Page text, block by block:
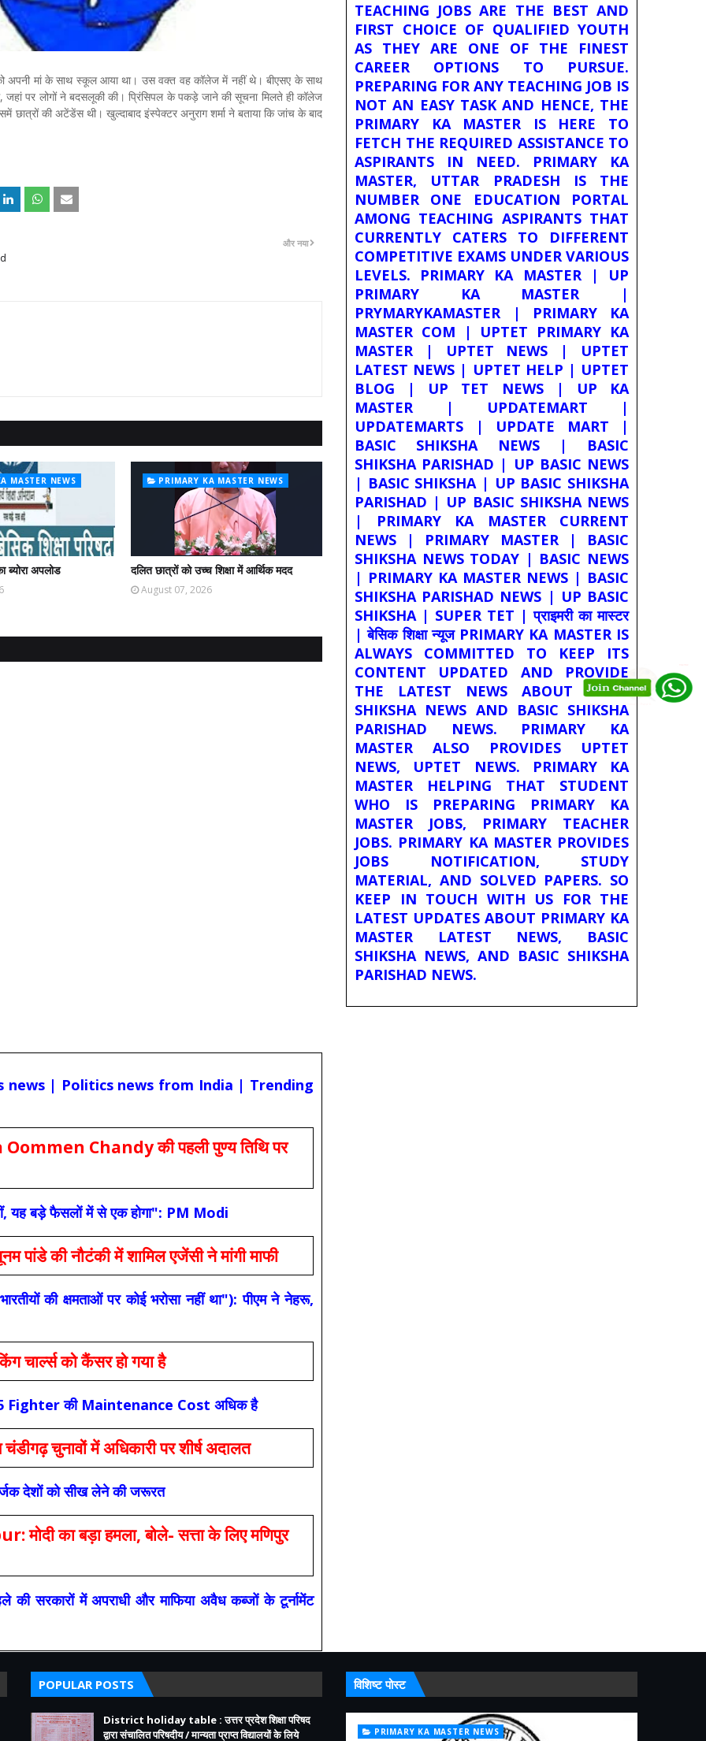
को अपनी मां के साथ स्कूल आया था। उस वक्त वह कॉलेज में नहीं थे। बीएसए के साथ
पर लोगों ने बदसलूकी की। प्रिंसिपल के पकड़े जाने की सूचना मिलते ही कॉलेज
छात्रों की अटेंडेंस थी। खुल्दाबाद इंस्पेक्टर अनुराग शर्मा ने बताया कि जांच के बाद
और नया
MASTER NEWS
अपलोड
PRIMARY KA MASTER NEWS
दलित छात्रों को उच्च शिक्षा में आर्थिक मदद
August 07, 2026
| Politics news from India | Trending
Chandy की पहली पुण्य तिथि पर
यह बड़े फैसलों में से एक होगा": PM Modi
की नौटंकी में शामिल एजेंसी ने मांगी माफी
की क्षमताओं पर कोई भरोसा नहीं था"): पीएम ने नेहरू,
को कैंसर हो गया है
35 Fighter की Maintenance Cost अधिक है
चुनावों में अधिकारी पर शीर्ष अदालत
देशों को सीख लेने की जरूरत
का बड़ा हमला, बोले- सत्ता के लिए मणिपुर
में अपराधी और माफिया अवैध कब्जों के टूर्नामेंट
TEACHING JOBS ARE THE BEST AND
FIRST CHOICE OF QUALIFIED YOUTH
AS THEY ARE ONE OF THE FINEST
CAREER OPTIONS TO PURSUE.
PREPARING FOR ANY TEACHING JOB IS
NOT AN EASY TASK AND HENCE, THE
PRIMARY KA MASTER IS HERE TO
FETCH THE REQUIRED ASSISTANCE TO
ASPIRANTS IN NEED. PRIMARY KA
MASTER, UTTAR PRADESH IS THE
NUMBER ONE EDUCATION PORTAL
AMONG TEACHING ASPIRANTS THAT
CURRENTLY CATERS TO DIFFERENT
COMPETITIVE EXAMS UNDER VARIOUS
LEVELS. PRIMARY KA MASTER | UP
PRIMARY KA MASTER |
PRYMARYKAMASTER | PRIMARY KA
MASTER COM | UPTET PRIMARY KA
MASTER | UPTET NEWS | UPTET
LATEST NEWS | UPTET HELP | UPTET
BLOG | UP TET NEWS | UP KA
MASTER | UPDATEMART |
UPDATEMARTS | UPDATE MART |
BASIC SHIKSHA NEWS | BASIC
SHIKSHA PARISHAD | UP BASIC NEWS
| BASIC SHIKSHA | UP BASIC SHIKSHA
PARISHAD | UP BASIC SHIKSHA NEWS
| PRIMARY KA MASTER CURRENT
NEWS | PRIMARY MASTER | BASIC
SHIKSHA NEWS TODAY | BASIC NEWS
| PRIMARY KA MASTER NEWS | BASIC
SHIKSHA PARISHAD NEWS | UP BASIC
SHIKSHA | SUPER TET | प्राइमरी का मास्टर
| बेसिक शिक्षा न्यूज PRIMARY KA MASTER IS
ALWAYS COMMITTED TO KEEP ITS
CONTENT UPDATED AND PROVIDE
THE LATEST NEWS ABOUT BASIC
SHIKSHA NEWS AND BASIC SHIKSHA
PARISHAD NEWS. PRIMARY KA
MASTER ALSO PROVIDES UPTET
NEWS, UPTET NEWS. PRIMARY KA
MASTER HELPING THAT STUDENT
WHO IS PREPARING PRIMARY KA
MASTER JOBS, PRIMARY TEACHER
JOBS. PRIMARY KA MASTER PROVIDES
JOBS NOTIFICATION, STUDY
MATERIAL, AND SOLVED PAPERS. SO
KEEP IN TOUCH WITH US FOR THE
LATEST UPDATES ABOUT PRIMARY KA
MASTER LATEST NEWS, BASIC
SHIKSHA NEWS, AND BASIC SHIKSHA
PARISHAD NEWS.
POPULAR POSTS
District holiday table : उत्तर प्रदेश शिक्षा परिषद
द्वारा संचालित परिषदीय / मान्यता प्राप्त विद्यालयों के लिये
विशिष्ट पोस्ट
PRIMARY KA MASTER NEWS